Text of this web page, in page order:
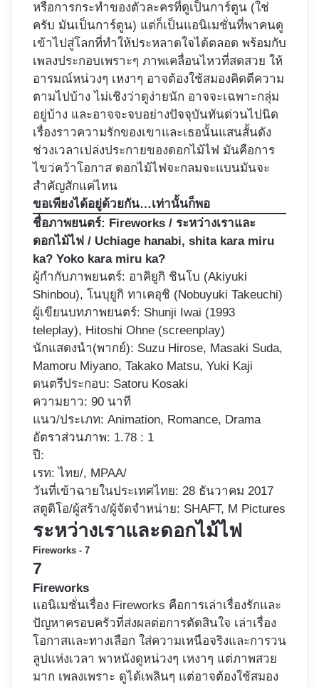
หรือการกระทำของตัวละครที่ดูเป็นการ์ตูน (ใช่
ครับ มันเป็นการ์ตูน) แต่ก็เป็นแอนิเมชั่นที่พาคนดู
เข้าไปสู่โลกที่ทำให้ประหลาดใจได้ตลอด พร้อมกับ
เพลงประกอบเพราะๆ ภาพเคลื่อนไหวที่สดสวย ให้
อารมณ์หน่วงๆ เหงาๆ อาจต้องใช้สมองคิดตีความ
ตามไปบ้าง ไม่เชิงว่าดูง่ายนัก อาจจะเฉพาะกลุ่ม
อยู่บ้าง และอาจจะจบอย่างปัจจุบันทันด่วนไปนิด
เรื่องราวความรักของเขาและเธอนั้นแสนสั้นดัง
ช่วงเวลาเปล่งประกายของดอกไม้ไฟ มันคือการ
ไขว่คว้าโอกาส ดอกไม้ไฟจะกลมจะแบนมันจะ
สำคัญสักแค่ไหน
ขอเพียงได้อยู่ด้วยกัน…เท่านั้นก็พอ
ชื่อภาพยนตร์: Fireworks / ระหว่างเราและ
ดอกไม้ไฟ / Uchiage hanabi, shita kara miru
ka? Yoko kara miru ka?
ผู้กำกับภาพยนตร์: อาคิยูกิ ชินโบ (Akiyuki
Shinbou), โนบุยูกิ ทาเคอุชิ (Nobuyuki Takeuchi)
ผู้เขียนบทภาพยนตร์: Shunji Iwai (1993
teleplay), Hitoshi Ohne (screenplay)
นักแสดงนำ(พากย์): Suzu Hirose, Masaki Suda,
Mamoru Miyano, Takako Matsu, Yuki Kaji
ดนตรีประกอบ: Satoru Kosaki
ความยาว: 90 นาที
แนว/ประเภท: Animation, Romance, Drama
อัตราส่วนภาพ: 1.78 : 1
ปี:
เรท: ไทย/, MPAA/
วันที่เข้าฉายในประเทศไทย: 28 ธันวาคม 2017
สตูดิโอ/ผู้สร้าง/ผู้จัดจำหน่าย: SHAFT, M Pictures
ระหว่างเราและดอกไม้ไฟ
Fireworks - 7
7
Fireworks
แอนิเมชั่นเรื่อง Fireworks คือการเล่าเรื่องรักและ
ปัญหาครอบครัวที่ส่งผลต่อการตัดสินใจ เล่าเรื่อง
โอกาสและทางเลือก ใส่ความเหนือจริงและการวน
ลูปแห่งเวลา พาหนังดูหน่วงๆ เหงาๆ แต่ภาพสวย
มาก เพลงเพราะ ดูได้เพลินๆ แต่อาจต้องใช้สมอง